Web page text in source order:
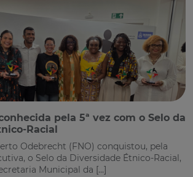
pela 5ª vez com o Selo da
Racial
Odebrecht (FNO) conquistou, pela
o Selo da Diversidade Étnico-Racial,
Municipal da […]